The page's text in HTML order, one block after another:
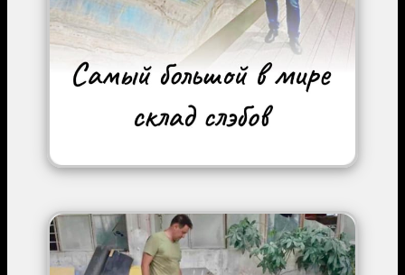
Image